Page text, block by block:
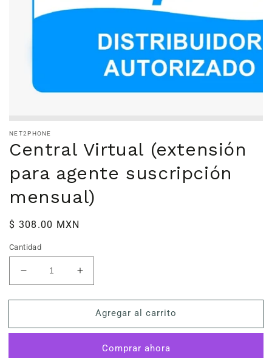
NET2PHONE
Central Virtual (extensión
para agente suscripción
mensual)
Precio
$ 308.00 MXN
Cantidad
Reducir
cantidad
para
Virtual
Aumentar
cantidad
para
Central
Virtual
Agregar al carrito
Comprar ahora